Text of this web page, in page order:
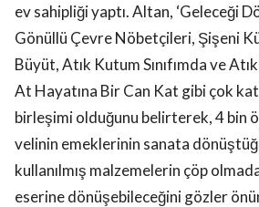
ev sahipliği yaptı. Altan, ‘Geleceği
Gönüllü Çevre Nöbetçileri, Şişeni
Büyüt, Atık Kutum Sınıfımda ve
At Hayatına Bir Can Kat gibi çok
birleşimi olduğunu belirterek, 4 bin
velinin emeklerinin sanata
kullanılmış malzemelerin çöp
eserine dönüşebileceğini gözler